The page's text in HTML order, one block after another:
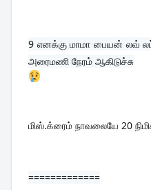
9 எனக்கு மாமா பையன் லவ்
அரைமணி நேரம் ஆகிடுச்சு
மிஸ்.க்ரைம் நாவலையே 20
=============